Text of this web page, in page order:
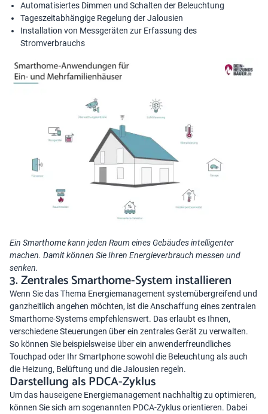
Automatisiertes Dimmen und Schalten der Beleuchtung
Tageszeitabhängige Regelung der Jalousien
Installation von Messgeräten zur Erfassung des
Stromverbrauchs
Ein Smarthome kann jeden Raum eines Gebäudes intelligenter
machen. Damit können Sie Ihren Energieverbrauch messen und
senken.
3. Zentrales Smarthome-System installieren
Wenn Sie das Thema Energiemanagement systemübergreifend und
ganzheitlich angehen möchten, ist die Anschaffung eines zentralen
Smarthome-Systems empfehlenswert. Das erlaubt es Ihnen,
verschiedene Steuerungen über ein zentrales Gerät zu verwalten.
So können Sie beispielsweise über ein anwenderfreundliches
Touchpad oder Ihr Smartphone sowohl die Beleuchtung als auch
die Heizung, Belüftung und die Jalousien regeln.
Darstellung als PDCA-Zyklus
Um das hauseigene Energiemanagement nachhaltig zu optimieren,
können Sie sich am sogenannten PDCA-Zyklus orientieren. Dabei